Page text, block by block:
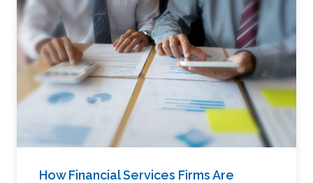
How Financial Services Firms Are